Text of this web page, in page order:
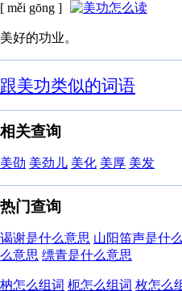
[ měi gōng ]
美好的功业。
跟美功类似的词语
相关查询
美劭 美劲儿 美化 美厚 美发
热门查询
谒谢是什么意思 山阳笛声是什
么意思 缥青是什么意思
枘怎么组词 枙怎么组词 枚怎么